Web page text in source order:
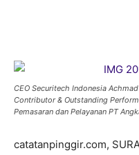
CEO Securitech Indonesia
Contributor & Outstanding
Pemasaran dan Pelayanan PT
catatanpinggir.com,